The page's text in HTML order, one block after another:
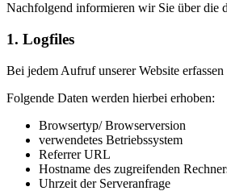
Nachfolgend informieren wir Sie über die
1. Logfiles
Bei jedem Aufruf unserer Website
Folgende Daten werden hierbei erhoben:
Browsertyp/ Browserversion
verwendetes Betriebssystem
Referrer URL
Hostname des zugreifenden
Uhrzeit der Serveranfrage